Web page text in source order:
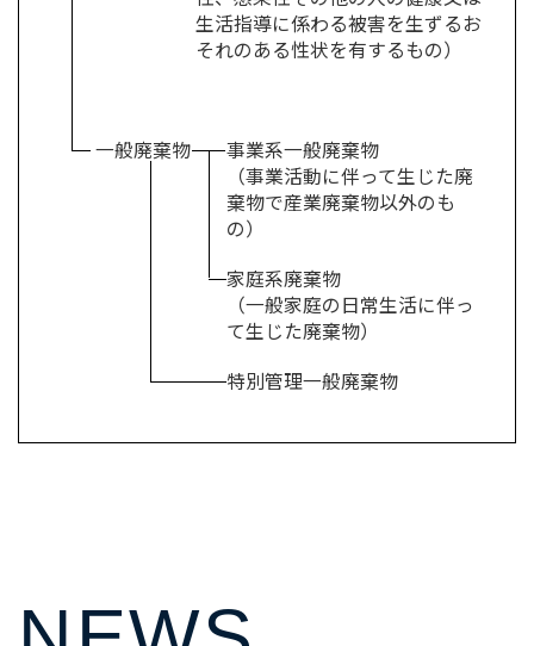
生活指導に係わる被害を生ずるお
それのある性状を有するもの）
一般廃棄物
事業系一般廃棄物
（事業活動に伴って生じた廃
棄物で産業廃棄物以外のも
の）
家庭系廃棄物
（一般家庭の日常生活に伴っ
て生じた廃棄物）
特別管理一般廃棄物